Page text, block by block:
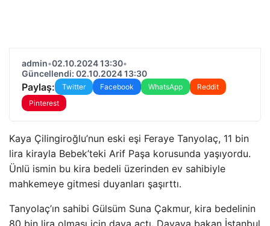
admin•02.10.2024 13:30•
Güncellendi: 02.10.2024 13:30
Paylaş: Twitter Facebook WhatsApp
Reddit
Pinterest
Kaya Çilingiroğlu’nun eski eşi Feraye Tanyolaç, 11 bin
lira kirayla Bebek’teki Arif Paşa korusunda yaşıyordu.
Ünlü ismin bu kira bedeli üzerinden ev sahibiyle
mahkemeye gitmesi duyanları şaşırttı.
Tanyolaç’ın sahibi Gülsüm Suna Çakmur, kira bedelinin
80 bin lira olması için dava açtı. Davaya bakan İstanbul